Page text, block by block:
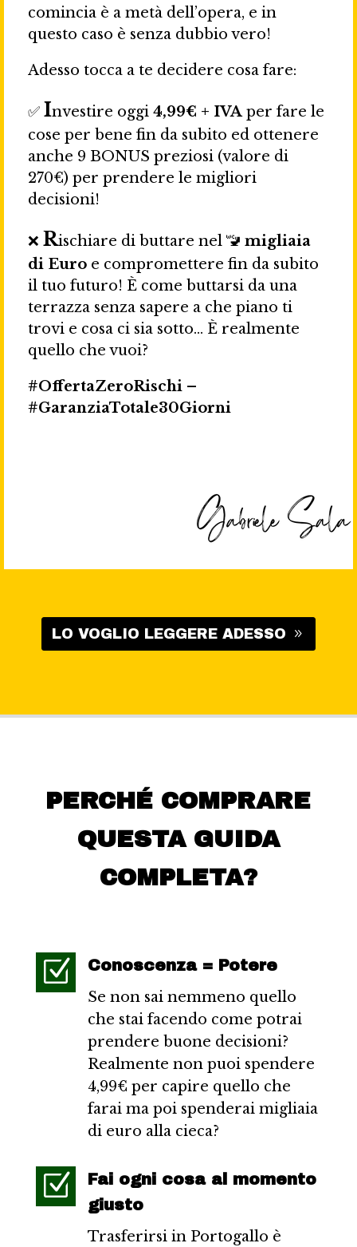
comincia è a metà dell’opera, e in
questo caso è senza dubbio vero!
Adesso tocca a te decidere cosa fare:
✅ Investire oggi 4,99€ + IVAper fare le
cose per bene fin da subito ed ottenere
anche 9 BONUS preziosi (valore di
270€) per prendere le migliori
decisioni!
❌ Rischiare di buttare nel 🚾 migliaia
di Euro e compromettere fin da subito
il tuo futuro! È come buttarsi da una
terrazza senza sapere a che piano ti
trovi e cosa ci sia sotto… È realmente
quello che vuoi?
#OffertaZeroRischi –
#GaranziaTotale30Giorni
LO VOGLIO LEGGERE ADESSO
PERCHÉ COMPRARE
QUESTA GUIDA
COMPLETA?
Z
Conoscenza = Potere
Se non sai nemmeno quello
che stai facendo come potrai
prendere buone decisioni?
Realmente non puoi spendere
4,99€ per capire quello che
farai ma poi spenderai migliaia
di euro alla cieca?
Z
Fai ogni cosa al momento
giusto
Trasferirsi in Portogallo è